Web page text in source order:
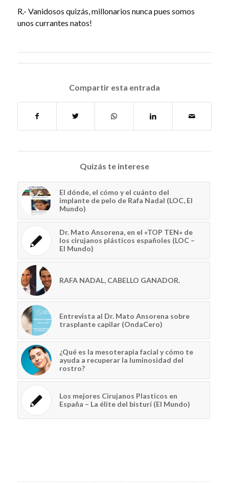
R.- Vanidosos quizás, millonarios nunca pues somos
unos currantes natos!
Compartir esta entrada
Quizás te interese
El dónde, el cómo y el cuánto del
implante de pelo de Rafa Nadal (LOC, El
Mundo)
Dr. Mato Ansorena, en el «TOP TEN» de
los cirujanos plásticos españoles (LOC –
El Mundo)
RAFA NADAL, CABELLO GANADOR.
Entrevista al Dr. Mato Ansorena sobre
trasplante capilar (OndaCero)
¿Qué es la mesoterapia facial y cómo te
ayuda a recuperar la luminosidad del
rostro?
Los mejores Cirujanos Plasticos en
España – La élite del bisturí (El Mundo)